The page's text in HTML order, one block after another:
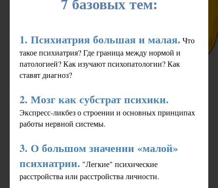
1. Психиатрия большая и малая. Что
такое психиатрия? Где граница между нормой и
патологией? Как изучают психопатологии? Как
ставят диагноз?
2. Мозг как субстрат психики.
Экспресс-ликбез о строении и основных принципах
работы нервной системы.
3. О большом значении «малой»
психиатрии. "Легкие" психические
расстройства или расстройства личности.